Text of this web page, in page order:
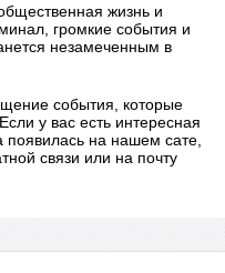
жизнь и
громкие события и
незамеченным в
события, которые
у вас есть интересная
появилась на нашем сате,
связи или на почту